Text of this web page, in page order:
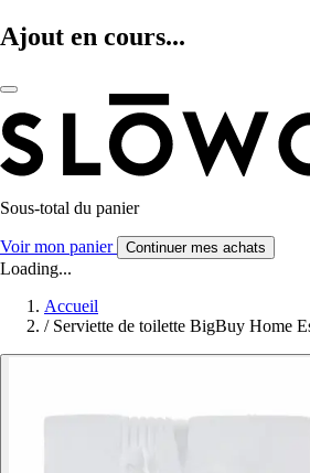
Ajout en cours...
Sous-total du panier
Voir mon panier Continuer mes achats
Loading...
Accueil
/ Serviette de toilette BigBuy Home